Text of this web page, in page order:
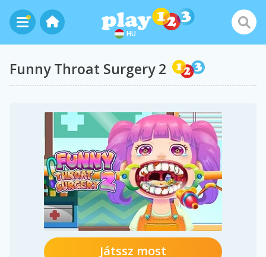
HU
Funny Throat Surgery 2
Játssz most